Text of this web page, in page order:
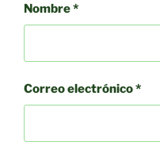
Nombre*
Correo electrónico*